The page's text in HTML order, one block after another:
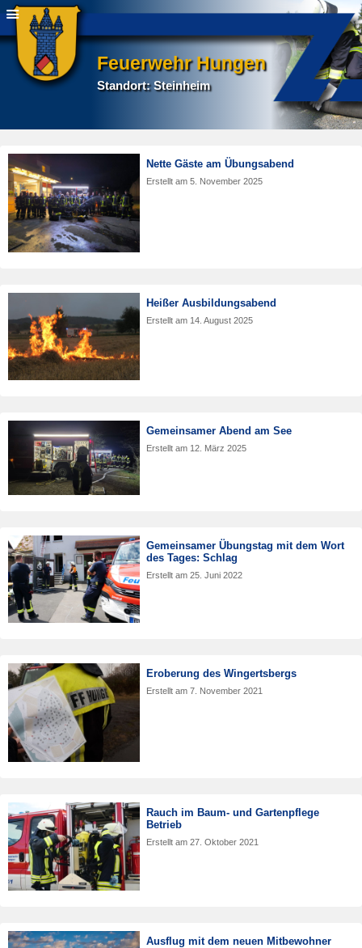
Feuerwehr Hungen
Standort: Steinheim
Nette Gäste am Übungsabend
Erstellt am5. November 2025
Heißer Ausbildungsabend
Erstellt am 14. August 2025
Gemeinsamer Abend am See
Erstellt am 12. März 2025
Gemeinsamer Übungstag mit dem Wort
des Tages: Schlag
Erstellt am25. Juni 2022
Eroberung des Wingertsbergs
Erstellt am7. November 2021
Rauch im Baum- und Gartenpflege
Betrieb
Erstellt am27. Oktober 2021
Ausflug mit dem neuen Mitbewohner